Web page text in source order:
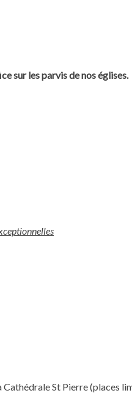
sur les parvis de nos églises.
St Pierre (places